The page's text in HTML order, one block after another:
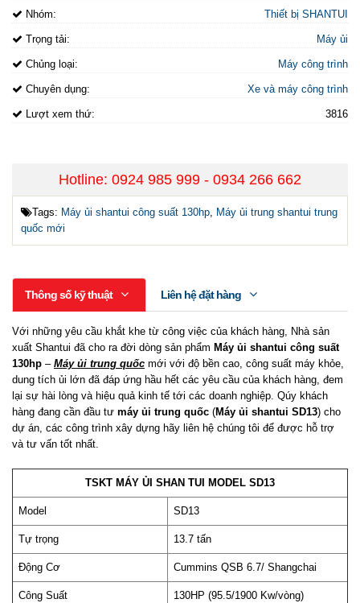
Nhóm: Thiết bị SHANTUI
Trọng tải: Máy ủi
Chủng loại: Máy công trình
Chuyên dụng: Xe và máy công trình
Lượt xem thứ: 3816
Hotline: 0924 985 999 - 0934 266 662
Tags: Máy ủi shantui công suất 130hp Máy ủi trung shantui trung
quốc mới
Thông số kỹ thuật Liên hệ đặt hàng
Với những yêu cầu khắt khe từ công việc của khách hàng, Nhà sản
xuất Shantui đã cho ra đời dòng sản phẩm Máy ủi shantui công suất
130hp – Máy ủi trung quốc mới với độ bền cao, công suất máy khỏe,
dung tích ủi lớn đã đáp ứng hầu hết các yêu cầu của khách hàng, đem
lại sự hài lòng và hiệu quả kinh tế tới các doanh nghiệp. Qúy khách
hàng đang cần đầu tư máy ủi trung quốc (Máy ủi shantui SD13) cho
dự án, các công trình xây dựng hãy liên hệ chúng tôi để được hỗ trợ
và tư vấn tốt nhất.
TSKT MÁY ỦI SHAN TUI MODEL SD13
Model SD13
Tự trọng 13.7 tấn
Động Cơ Cummins QSB 6.7/ Shangchai
Công Suất 130HP (95.5/1900 Kw/vòng)